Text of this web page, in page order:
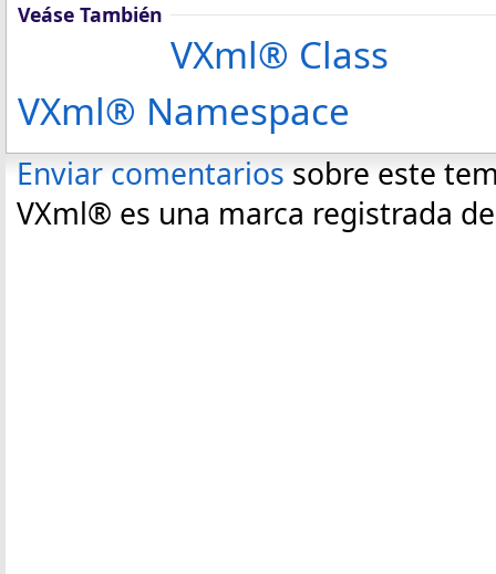
Veáse También
VXml® Class
VXml® Namespace
Enviar comentarios sobre este
VXml® es una marca registrada